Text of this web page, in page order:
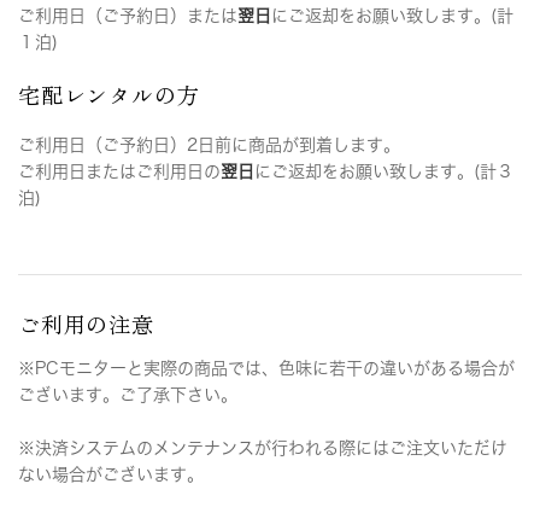
ご利用日（ご予約日）または翌日 にご返却をお願い致します。(計
１泊)
宅配レンタルの方
ご利用日（ご予約日）2日前に商品が到着します。
ご利用日またはご利用日の翌日 にご返却をお願い致します。(計３
泊)
ご利用の注意
※PCモニターと実際の商品では、色味に若干の違いがある場合が
ございます。ご了承下さい。
※決済システムのメンテナンスが行われる際にはご注文いただけ
ない場合がございます。